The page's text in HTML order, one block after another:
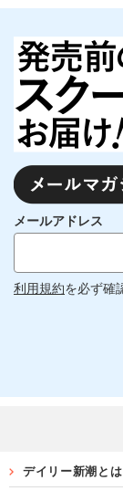
メールアドレス
利用規約を必ず確
デイリー新潮とは